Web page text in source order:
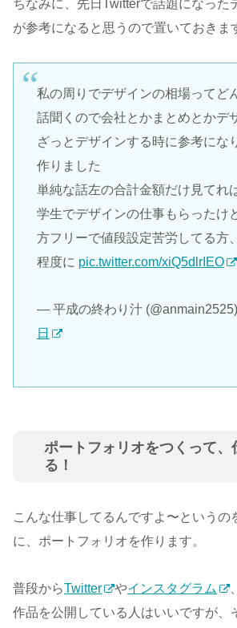
ちなみに、先日Twitterで話題になった
が参考になると思うので置いておきま
私の周りでデザインの相場ってど
話聞くので会社とかまとめとかデ
ざっとデザインする時に参考にな
作りました
単純な話左の合計金額だけ見てれ
学生でデザインの仕事もらったけ
方フリーで値段設定苦労してる方
程度に pic.twitter.com/xiQ5dlrIEO
— 平成の終わり汁 (@anmain2525)
日
ポートフォリオをつくって、
る！
こんな仕事してるんですよ〜というの
に、ポートフォリオを作ります。
普段からTwitter やインスタグラム
作品を公開している人はいいですが、